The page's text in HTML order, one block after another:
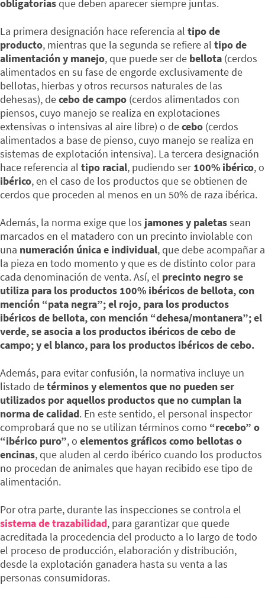
obligatoriasque deben aparecer siempre juntas.
La primera designación hace referencia al tipo de
producto, mientras que la segunda se refiere al tipo de
alimentación y manejo, que puede ser de bellota (cerdos
alimentados en su fase de engorde exclusivamente de
bellotas, hierbas y otros recursos naturales de las
dehesas), decebo de campo (cerdos alimentados con
piensos, cuyo manejo se realiza en explotaciones
extensivas o intensivas al aire libre) o decebo (cerdos
alimentados a base de pienso, cuyo manejo se realiza en
sistemas de explotación intensiva). La tercera designación
hace referencia al tipo racial, pudiendo ser100% ibérico, o
ibérico, en el caso de los productos que se obtienen de
cerdos que proceden al menos en un 50% de raza ibérica.
Además, la norma exige que los jamones y paletassean
marcados en el matadero con un precinto inviolable con
una numeración única e individual, que debe acompañar a
la pieza en todo momento y que es de distinto color para
cada denominación de venta. Así, el precinto negro se
utiliza para los productos 100% ibéricos de bellota, con
mención “pata negra”; el rojo, para los productos
ibéricos de bellota, con mención “dehesa/montanera”; el
verde, se asocia a los productos ibéricos de cebo de
campo; y el blanco, para los productos ibéricos de cebo.
Además, para evitar confusión, la normativa incluye un
listado detérminos y elementos que no pueden ser
utilizados por aquellos productos que no cumplan la
norma de calidad. En este sentido, el personal inspector
comprobará que no se utilizan términos como “recebo” o
“ibérico puro”, o elementos gráficos como bellotas o
encinas, que aluden al cerdo ibérico cuando los productos
no procedan de animales que hayan recibido ese tipo de
alimentación.
Por otra parte, durante las inspecciones se controla el
sistema de trazabilidad, para garantizar que quede
acreditada la procedencia del producto a lo largo de todo
el proceso de producción, elaboración y distribución,
desde la explotación ganadera hasta su venta a las
personas consumidoras.